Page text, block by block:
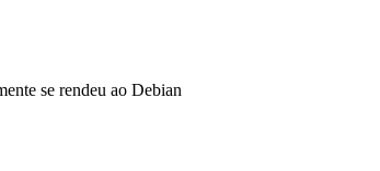
se rendeu ao Debian